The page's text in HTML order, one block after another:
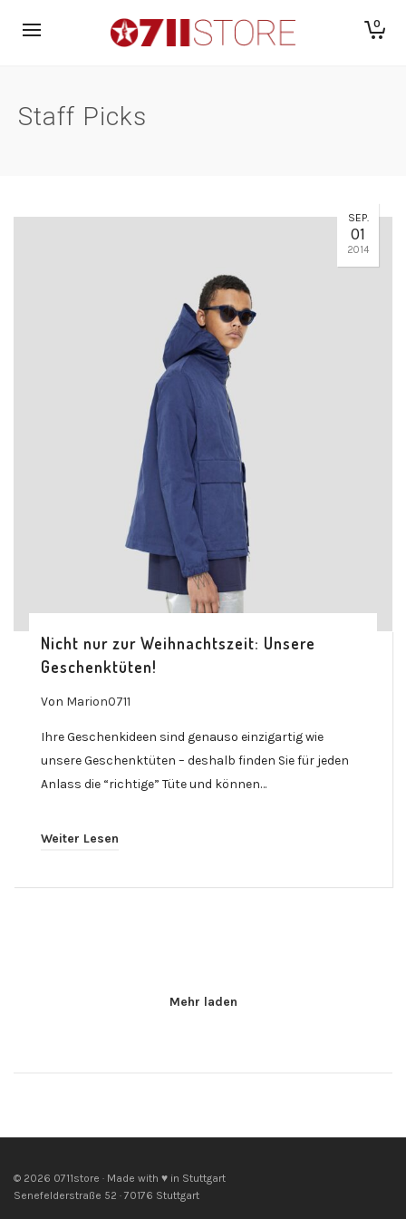
0
Staff Picks
SEP.
01
2014
Nicht nur zur Weihnachtszeit: Unsere
Geschenktüten!
Von Marion0711
Ihre Geschenkideen sind genauso einzigartig wie
unsere Geschenktüten – deshalb finden Sie für jeden
Anlass die “richtige” Tüte und können…
Weiter Lesen
Mehr laden
© 2026 0711store · Made with ♥ in Stuttgart
Senefelderstraße 52 · 70176 Stuttgart